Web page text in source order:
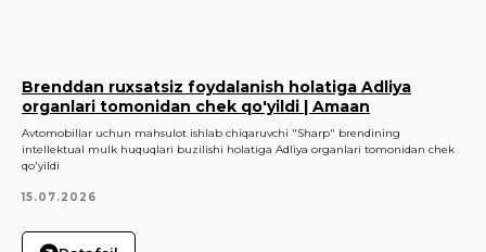
Brenddan ruxsatsiz foydalanish holatiga Adliya
organlari tomonidan chek qo'yildi | Amaan
Avtomobillar uchun mahsulot ishlab chiqaruvchi "Sharp" brendining
intellektual mulk huquqlari buzilishi holatiga Adliya organlari tomonidan chek
qo'yildi
15.07.2026